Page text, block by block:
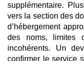
supplémentaire.
vers la section des
d’hébergement
des noms, limites
incohérents. Un
confirmer le service